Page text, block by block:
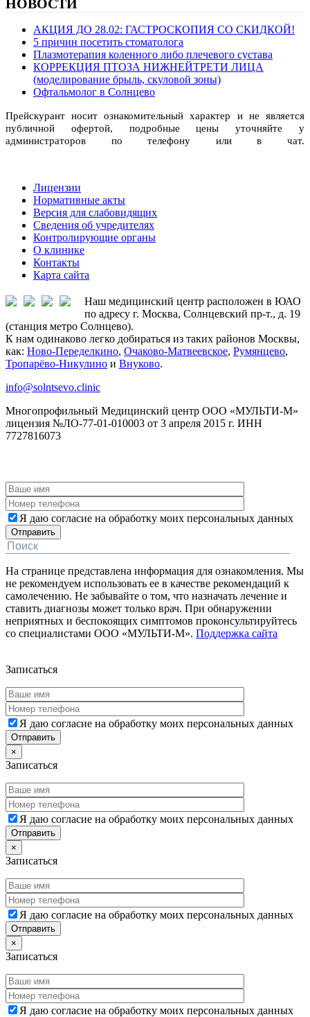
НОВОСТИ
АКЦИЯ ДО 28.02: ГАСТРОСКОПИЯ СО СКИДКОЙ!
5 причин посетить стоматолога
Плазмотерапия коленного либо плечевого сустава
КОРРЕКЦИЯ ПТОЗА НИЖНЕЙТРЕТИ ЛИЦА
(моделирование брыль, скуловой зоны)
Офтальмолог в Солнцево
Прейскурант носит ознакомительный характер и не является
публичной офертой, подробные цены уточняйте у
администраторов по телефону или в чат.
Лицензии
Нормативные акты
Версия для слабовидящих
Сведения об учредителях
Контролирующие органы
О клинике
Контакты
Карта сайта
Наш медицинский центр расположен в ЮАО
по адресу г. Москва, Солнцевский пр-т., д. 19
(станция метро Солнцево).
К нам одинаково легко добираться из таких районов Москвы,
как: Ново-Переделкино, Очаково-Матвеевское, Румянцево,
Тропарёво-Никулино и Внуково.
info@solntsevo.clinic
Многопрофильный Медицинский центр ООО «МУЛЬТИ-М»
лицензия №ЛО-77-01-010003 от 3 апреля 2015 г. ИНН
7727816073
Я даю согласие на обработку моих персональных данных
На странице представлена информация для ознакомления. Мы
не рекомендуем использовать ее в качестве рекомендаций к
самолечению. Не забывайте о том, что назначать лечение и
ставить диагнозы может только врач. При обнаружении
неприятных и беспокоящих симптомов проконсультируйтесь
со специалистами ООО «МУЛЬТИ-М». Поддержка сайта
Записаться
Я даю согласие на обработку моих персональных данных
×
Записаться
Я даю согласие на обработку моих персональных данных
×
Записаться
Я даю согласие на обработку моих персональных данных
×
Записаться
Я даю согласие на обработку моих персональных данных